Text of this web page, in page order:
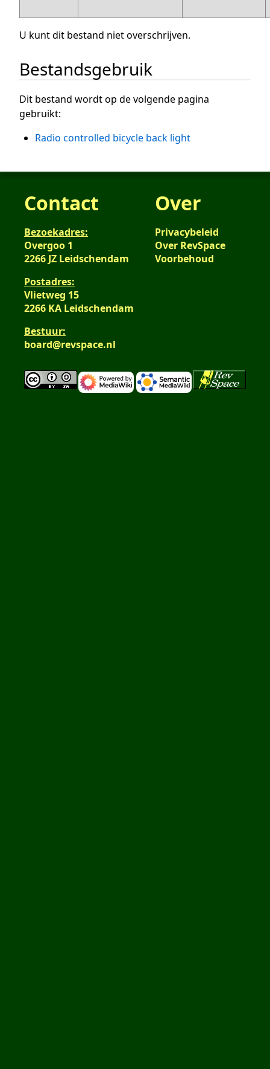
U kunt dit bestand niet overschrijven.
Bestandsgebruik
Dit bestand wordt op de volgende pagina
gebruikt:
Radio controlled bicycle back light
Contact
Bezoekadres:
Overgoo 1
2266 JZ Leidschendam
Postadres:
Vlietweg 15
2266 KA Leidschendam
Bestuur:
board@revspace.nl
Over
Privacybeleid
Over RevSpace
Voorbehoud